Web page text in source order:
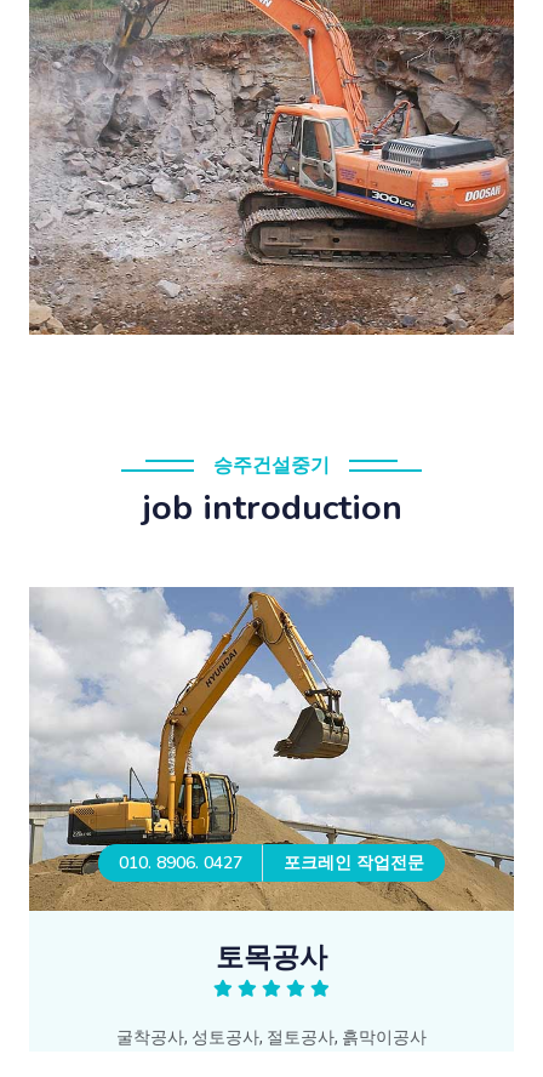
승주건설중기
job introduction
010. 8906. 0427 포크레인 작업전문
토목공사
굴착공사, 성토공사, 절토공사, 흙막이공사